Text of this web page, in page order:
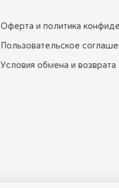
Оферта и политика
Пользовательское
Условия обмена и возврата